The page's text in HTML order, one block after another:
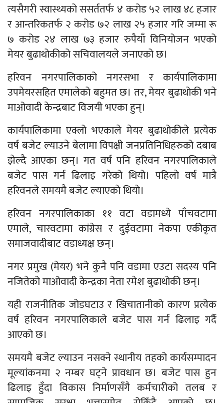
त्यसैगरी स्वास्थ्यको ससर्ततर्फ ४ करोड ५२ लाख ४८ हजार
र आन्तरिकतर्फ २ करोड ७२ लाख २५ हजार गरि जम्मा रू
७ करोड २४ लाख ७३ हजार रुपैयाँ विनियोजन भएको
मेयर बुढाथोकीको सचिवालयले जनाएको छ।
हरिवन नगरपालिकाको नगरसभा र कार्यपालिकामा
उपमेयरसहित एमालेको बहुमत छ। तर, मेयर बुढाथोकी भने
माओवादी केन्द्रबाट विजयी भएका हुन्।
कार्यपालिकामा एक्लो भएकाले मेयर बुढाथोकीले प्रत्येक
वर्ष बजेट ल्याउने बेलामा विपक्षी जनप्रतिनिधिहरुको दबाब
झेल्दै आएका छन्। गत वर्ष पनि हरिवन नगरपालिकाले
बजेट पास गर्न ढिलाइ गरेको थियो। पहिलाे वर्ष मात्रै
हरिवनले समयमै बजेट ल्याएकाे थियाे।
हरिवन नगरपालिकाका ११ वटा वडामध्ये पाँचवटामा
एमाले, चारवटामा कांग्रेस र दुईवटामा नेकपा एकीकृत
समाजवादीबाट वडाध्यक्ष छन्।
नगर प्रमुख (मेयर) भने कुनै पनि वडामा एउटा सदस्य पनि
नजितेको माओवादी केन्द्रका नेता रमेश बुढाथोकी छन्।
यही राजनीतिक जोडघटाउ र खिचातानीको कारण प्रत्येक
वर्ष हरिवन नगरपालिकाले बजेट पास गर्न ढिलाइ गर्दै
आएको छ।
समयमै बजेट ल्याउन नसक्ने स्थानीय तहको कार्यसम्पादन
मूल्यांकनमा २ नम्बर घट्ने प्रावधान छ। बजेट पास हुन
ढिलाइ हुँदा विकास निर्माणसँगै कर्मचारीको तलब र